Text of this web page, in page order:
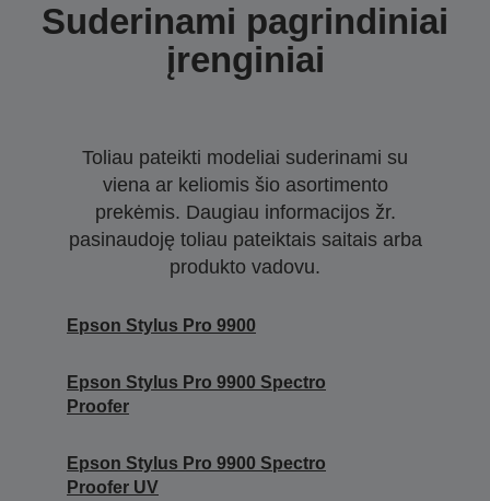
Suderinami pagrindiniai
įrenginiai
Toliau pateikti modeliai suderinami su
viena ar keliomis šio asortimento
prekėmis. Daugiau informacijos žr.
pasinaudoję toliau pateiktais saitais arba
produkto vadovu.
Epson Stylus Pro 9900
Epson Stylus Pro 9900 Spectro
Proofer
Epson Stylus Pro 9900 Spectro
Proofer UV